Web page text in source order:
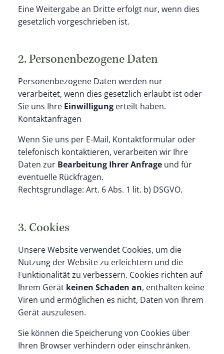
Eine Weitergabe an Dritte erfolgt nur, wenn dies
gesetzlich vorgeschrieben ist.
2. Personenbezogene Daten
Personenbezogene Daten werden nur
verarbeitet, wenn dies gesetzlich erlaubt ist oder
Sie uns Ihre Einwilligungerteilt haben.
Kontaktanfragen
Wenn Sie uns per E-Mail, Kontaktformular oder
telefonisch kontaktieren, verarbeiten wir Ihre
Daten zur Bearbeitung Ihrer Anfrageund für
eventuelle Rückfragen.
Rechtsgrundlage: Art. 6 Abs. 1 lit. b) DSGVO.
3. Cookies
Unsere Website verwendet Cookies, um die
Nutzung der Website zu erleichtern und die
Funktionalität zu verbessern. Cookies richten auf
Ihrem Gerät keinen Schaden an, enthalten keine
Viren und ermöglichen es nicht, Daten von Ihrem
Gerät auszulesen.
Sie können die Speicherung von Cookies über
Ihren Browser verhindern oder einschränken.